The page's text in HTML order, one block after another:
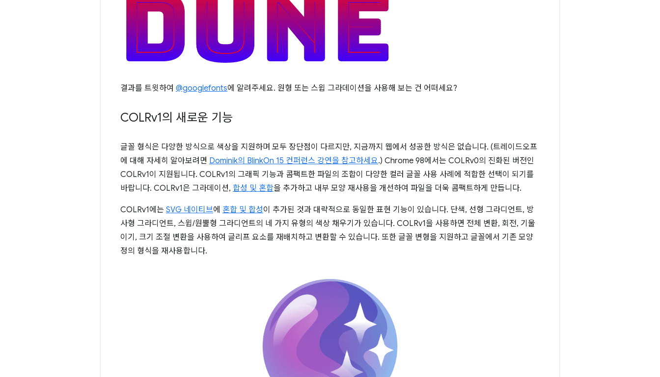
결과를 트윗하여 @googlefonts에 알려주세요. 원형 또는 스윕 그라데이션을 사용해 보는 건 어떠세요?
COLRv1의 새로운 기능
글꼴 형식은 다양한 방식으로 색상을 지원하며 모두 장단점이 다르지만, 지금까지 웹에서 성공한 방식은 없습니다. (트레이드오프
에 대해 자세히 알아보려면 Dominik의 BlinkOn 15 컨퍼런스 강연을 참고하세요.) Chrome 98에서는 COLRv0의 진화된 버전인
COLRv1이 지원됩니다. COLRv1의 그래픽 기능과 콤팩트한 파일의 조합이 다양한 컬러 글꼴 사용 사례에 적합한 선택이 되기를
바랍니다. COLRv1은 그라데이션, 합성 및 혼합을 추가하고 내부 모양 재사용을 개선하여 파일을 더욱 콤팩트하게 만듭니다.
COLRv1에는 SVG 네이티브에 혼합 및 합성이 추가된 것과 대략적으로 동일한 표현 기능이 있습니다. 단색, 선형 그라디언트, 방
사형 그라디언트, 스윕/원뿔형 그라디언트의 네 가지 유형의 색상 채우기가 있습니다. COLRv1을 사용하면 전체 변환, 회전, 기울
이기, 크기 조절 변환을 사용하여 글리프 요소를 재배치하고 변환할 수 있습니다. 또한 글꼴 변형을 지원하고 글꼴에서 기존 모양
정의 형식을 재사용합니다.